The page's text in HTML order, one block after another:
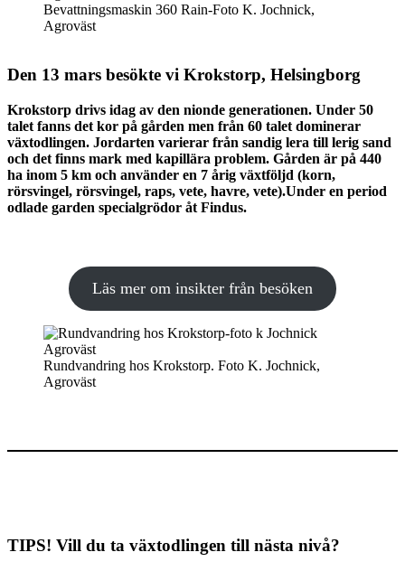
Bevattningsmaskin 360 Rain-Foto K. Jochnick,
Agroväst
Den 13 mars besökte vi Krokstorp, Helsingborg
Krokstorp drivs idag av den nionde generationen. Under 50
talet fanns det kor på gården men från 60 talet dominerar
växtodlingen. Jordarten varierar från sandig lera till lerig sand
och det finns mark med kapillära problem. Gården är på 440
ha inom 5 km och använder en 7 årig växtföljd (korn,
rörsvingel, rörsvingel, raps, vete, havre, vete).Under en period
odlade garden specialgrödor åt Findus.
Läs mer om insikter från besöken
Rundvandring hos Krokstorp. Foto K. Jochnick,
Agroväst
TIPS! Vill du ta växtodlingen till nästa nivå?